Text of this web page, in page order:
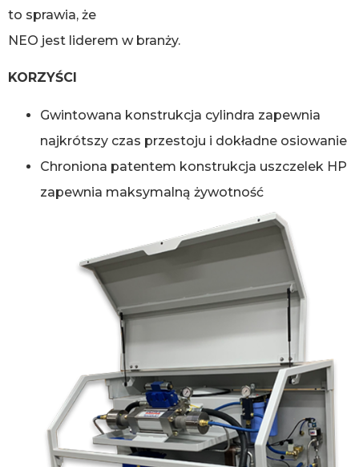
to sprawia, że
NEO jest liderem w branży.
KORZYŚCI
Gwintowana konstrukcja cylindra zapewnia
najkrótszy czas przestoju i dokładne osiowanie
Chroniona patentem konstrukcja uszczelek HP
zapewnia maksymalną żywotność